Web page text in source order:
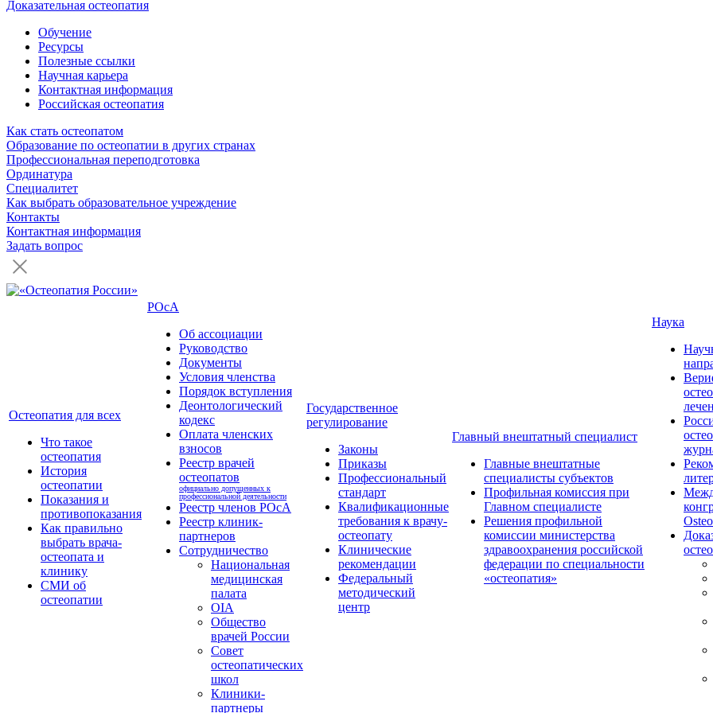
Доказательная остеопатия
Обучение
Ресурсы
Полезные ссылки
Научная карьера
Контактная информация
Российская остеопатия
Как стать остеопатом
Образование по остеопатии в других странах
Профессиональная переподготовка
Ординатура
Специалитет
Как выбрать образовательное учреждение
Контакты
Контактная информация
Задать вопрос
Остеопатия для всех
Что такое
остеопатия
История
остеопатии
Показания и
противопоказания
Как правильно
выбрать врача-
остеопата и
клинику
СМИ об
остеопатии
РОсА
Об ассоциации
Руководство
Документы
Условия членства
Порядок вступления
Деонтологический
кодекс
Оплата членских
взносов
Реестр врачей
остеопатов
официально допущенных к
профессиональной деятельности
Реестр членов РОсА
Реестр клиник-
партнеров
Сотрудничество
Национальная
медицинская
палата
OIA
Общество
врачей России
Совет
остеопатических
школ
Клиники-
партнеры
Государственное
регулирование
Законы
Приказы
Профессиональный
стандарт
Квалификационные
требования к врачу-
остеопату
Клинические
рекомендации
Федеральный
методический
центр
Главный внештатный специалист
Главные внештатные
специалисты субъектов
Профильная комиссия при
Главном специалисте
Решения профильной
комиссии министерства
здравоохранения российской
федерации по специальности
«остеопатия»
Наука